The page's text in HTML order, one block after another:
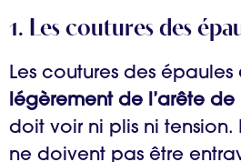
1. Les coutures des
Les coutures des épaules
légèrement de l’arête de
doit voir ni plis ni tension.
ne doivent pas être